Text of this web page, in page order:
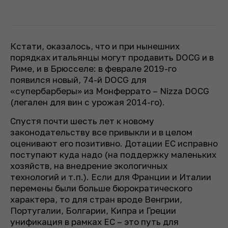
Кстати, оказалось, что и при нынешних
порядках итальянцы могут продавить DOCG и в
Риме, и в Брюсселе: в феврале 2019-го
появился новый, 74-й DOCG для
«супербарберы» из Монферрато – Nizza DOCG
(легален для вин с урожая 2014-го).
Спустя почти шесть лет к новому
законодательству все привыкли и в целом
оценивают его позитивно. Дотации ЕС исправно
поступают куда надо (на поддержку маленьких
хозяйств, на внедрение экологичных
технологий и т.п.). Если для Франции и Италии
перемены были больше бюрократического
характера, то для стран вроде Венгрии,
Португалии, Болгарии, Кипра и Греции
унификация в рамках ЕС – это путь для